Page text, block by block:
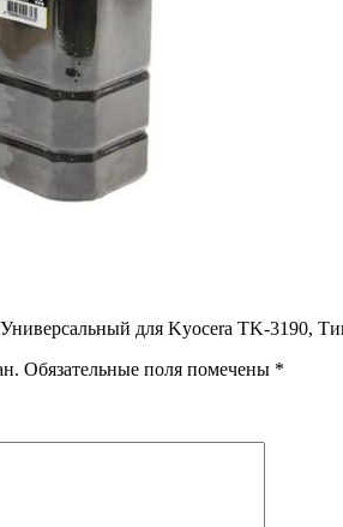
для Kyocera TK-3190,
Обязательные поля помечены *